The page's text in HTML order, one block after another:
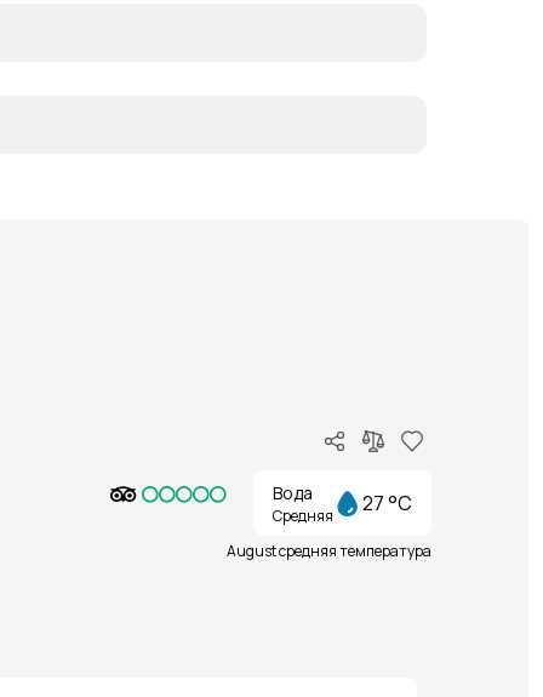
Вода
Средняя 27 °C
August средняя температура